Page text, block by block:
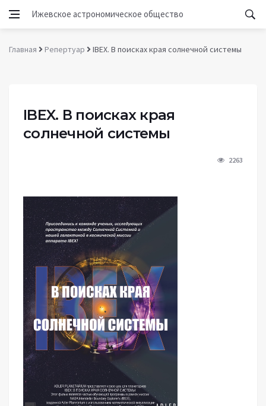
Ижевское астрономическое общество
Главная Репертуар IBEX. В поисках края солнечной системы
IBEX. В поисках края
солнечной системы
2263